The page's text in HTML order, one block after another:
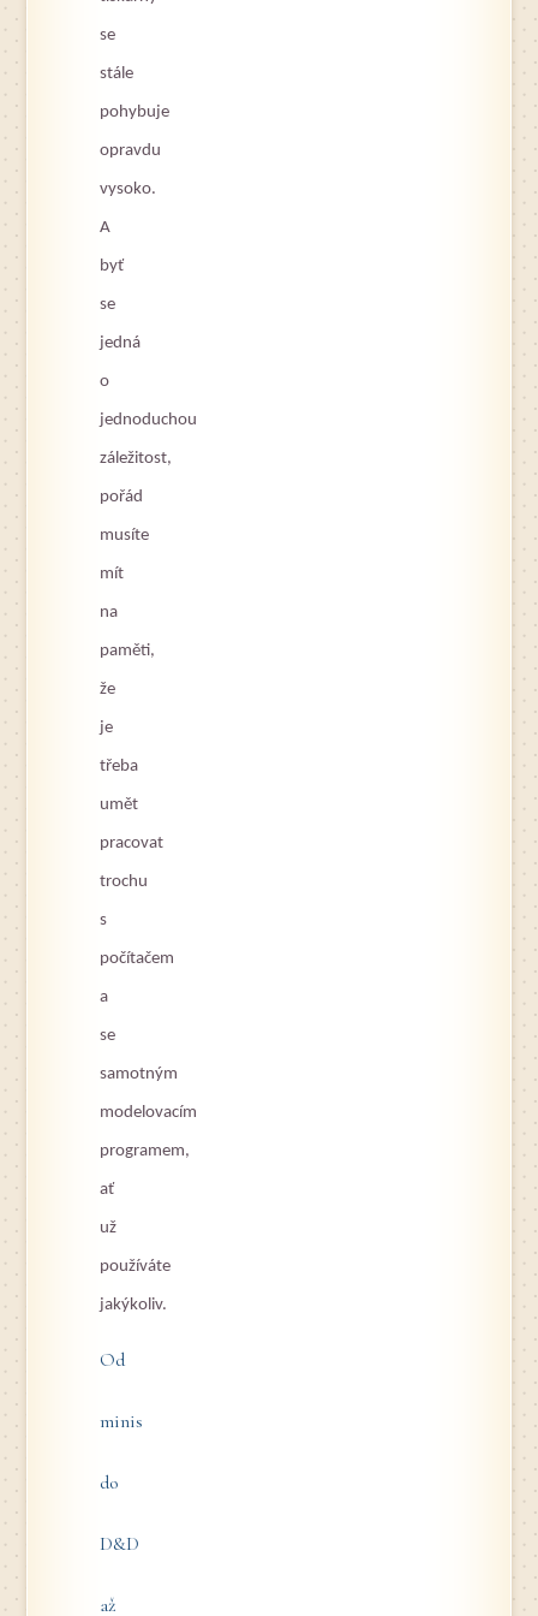
se
stále
pohybuje
opravdu
vysoko.
A
byť
se
jedná
o
jednoduchou
záležitost,
pořád
musíte
mít
na
paměti,
že
je
třeba
umět
pracovat
trochu
s
počítačem
a
se
samotným
modelovacím
programem,
ať
už
používáte
jakýkoliv.
Od
minis
do
D&D
až